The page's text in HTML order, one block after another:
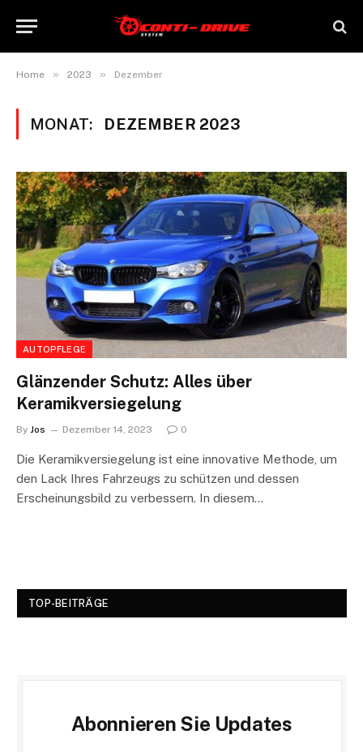
Home » 2023 » Dezember
MONAT: DEZEMBER 2023
AUTOPFLEGE
Glänzender Schutz: Alles über
Keramikversiegelung
By Jos Dezember 14, 2023 0
Die Keramikversiegelung ist eine innovative Methode, um
den Lack Ihres Fahrzeugs zu schützen und dessen
Erscheinungsbild zu verbessern. In diesem…
TOP-BEITRÄGE
Abonnieren Sie Updates